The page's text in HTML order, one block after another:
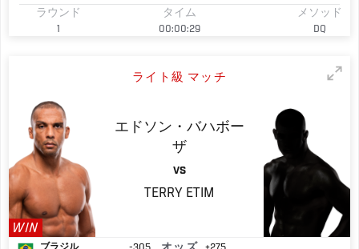
ラウンド
1
タイム
00:00:29
メソッド
DQ
ライト級 マッチ
WIN
エドソン・バハボー
ザ
VS
TERRY ETIM